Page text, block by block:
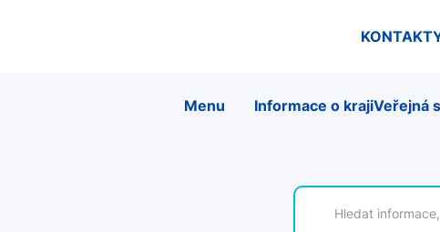
Menu Informace o krajiVeřejná